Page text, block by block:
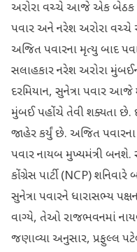
અરોરા વચ્ચે આજે એક બેઠક
પવાર અને નરેશ અરોરા વચ્ચે
અજિત પવારના મૃત્યુ બાદ
સલાહકાર નરેશ અરોરા
દરમિયાન, સુનેત્રા પવાર
મુંબઈ પહોંચે તેવી શક્યતા છે.
જાહેર કર્યું છે. અજિત
પવાર નાયબ મુખ્યમંત્રી બનશે.
કોંગ્રેસ પાર્ટી (NCP)
સુનેત્રા પવારને ધારાસભ્ય
વાગ્યે, તેઓ રાજભવનમાં
જણાવ્યા અનુસાર, પ્રફુલ્લ